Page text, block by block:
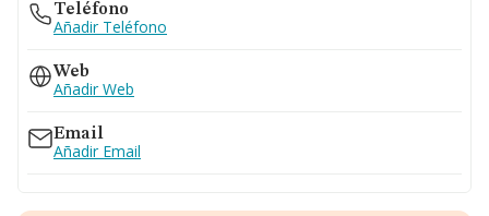
Teléfono
Añadir Teléfono
Web
Añadir Web
Email
Añadir Email